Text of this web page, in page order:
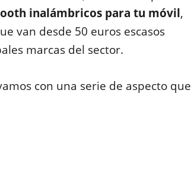
inalámbricos para tu móvil,
van desde 50 euros escasos
marcas del sector.
con una serie de aspecto que